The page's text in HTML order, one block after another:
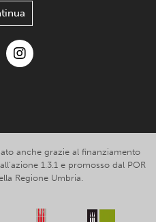
anche grazie al finanziamento
1.3.1 e promosso dal POR
Regione Umbria.